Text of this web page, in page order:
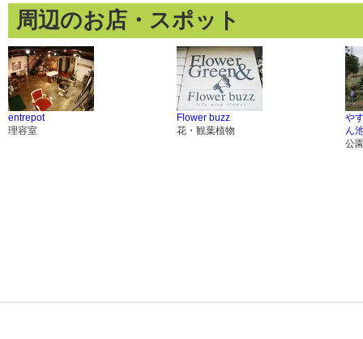
周辺のお店・スポット
entrepot
理容室
Flower buzz
花・観葉植物
や
ん
公